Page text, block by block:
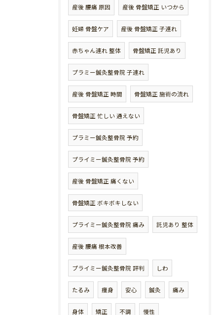
産後 腰痛 原因 産後 骨盤矯正 いつから
妊婦 骨盤ケア 産後 骨盤矯正 子連れ
赤ちゃん連れ 整体 骨盤矯正 託児あり
プラミー鍼灸整骨院 子連れ
産後 骨盤矯正 時間 骨盤矯正 施術の流れ
骨盤矯正 忙しい 通えない
プラミー鍼灸整骨院 予約
プライミー鍼灸整骨院 予約
産後 骨盤矯正 痛くない
骨盤矯正 ボキボキしない
プライミー鍼灸整骨院 痛み 託児あり 整体
産後 腰痛 根本改善
プライミー鍼灸整骨院 評判 しわ
たるみ 痩身 安心 鍼灸 痛み
身体 矯正 不調 慢性